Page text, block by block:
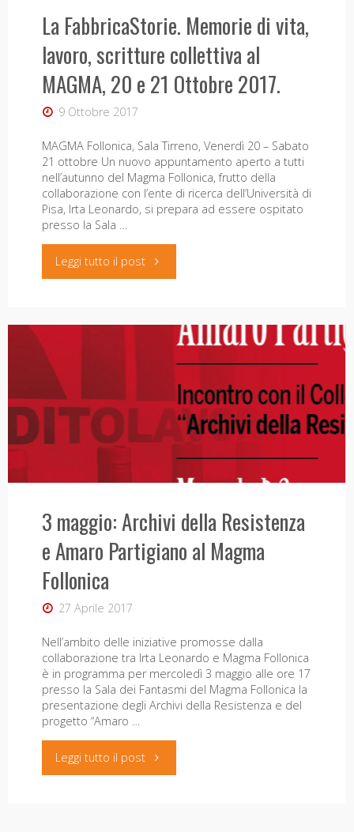
La FabbricaStorie. Memorie di vita,
lavoro, scritture collettiva al
MAGMA, 20 e 21 Ottobre 2017.
9 Ottobre 2017
MAGMA Follonica, Sala Tirreno, Venerdì 20 – Sabato
21 ottobre Un nuovo appuntamento aperto a tutti
nell’autunno del Magma Follonica, frutto della
collaborazione con l’ente di ricerca dell’Università di
Pisa, Irta Leonardo, si prepara ad essere ospitato
presso la Sala …
Leggi tutto il post"La
Memorie
lavoro,
scritture
al
MAGMA,
e
21
Ottobre
3 maggio: Archivi della Resistenza
e Amaro Partigiano al Magma
Follonica
27 Aprile 2017
Nell’ambito delle iniziative promosse dalla
collaborazione tra Irta Leonardo e Magma Follonica
è in programma per mercoledì 3 maggio alle ore 17
presso la Sala dei Fantasmi del Magma Follonica la
presentazione degli Archivi della Resistenza e del
progetto “Amaro …
Leggi tutto il post"3